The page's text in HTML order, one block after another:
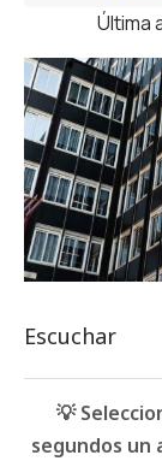
Última
Escuchar
💡
segundos un